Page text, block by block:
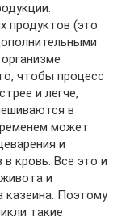
продуктов (это
чтобы процесс
и легче,
в
может
и
кровь. Все это и
и
казеина. Поэтому
такие